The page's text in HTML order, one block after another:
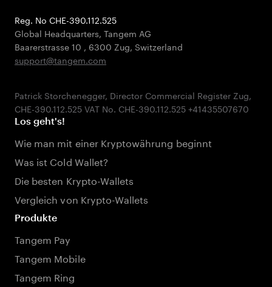
Reg. No CHE-390.112.525
Global Headquarters, Tangem AG
Baarerstrasse 10 , 6300 Zug, Switzerland
support@tangem.com
Patrick Storchenegger, Director Commercial Register Zug,
Los geht's!
Wie man mit einer Kryptowährung beginnt
Was ist Cold Wallet?
Die besten Krypto-Wallets
Vergleich von Krypto-Wallets
Produkte
Tangem Pay
Tangem Mobile
Tangem Ring